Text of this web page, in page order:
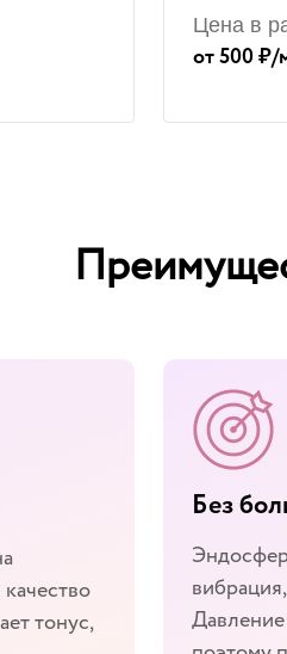
Цена в
от 500 ₽/
тонус,
Без